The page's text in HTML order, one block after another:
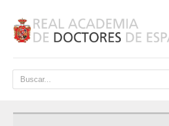
ACADEMIA
DATOS HISTÓRICOS